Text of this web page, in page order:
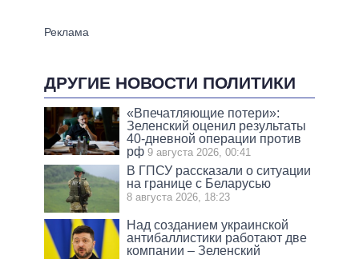
ДРУГИЕ НОВОСТИ ПОЛИТИКИ
«Впечатляющие потери»:
Зеленский оценил результаты
40-дневной операции против
рф 9 августа 2026, 00:41
В ГПСУ рассказали о ситуации
на границе с Беларусью
8 августа 2026, 18:23
Над созданием украинской
антибаллистики работают две
компании – Зеленский